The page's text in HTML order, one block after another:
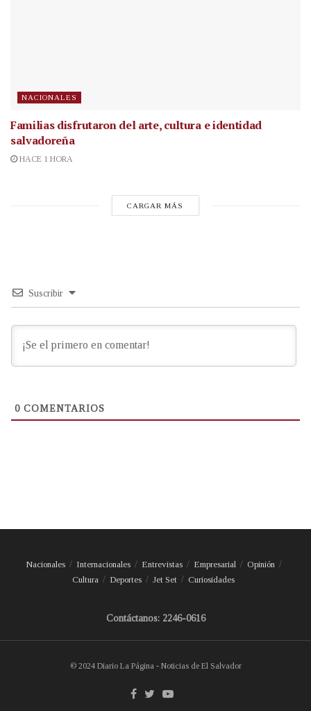
NACIONALES
Familias disfrutaron del arte, cultura e identidad
salvadoreña
HACE 1 HORA
CARGAR MÁS
Suscribir
0 COMENTARIOS
Nacionales Internacionales Entrevistas Empresarial
Opinión
Cultura
Deportes Jet Set Curiosidades
Contáctanos: 2246-0616
© 2024 Diario La Página - Noticias de El Salvador